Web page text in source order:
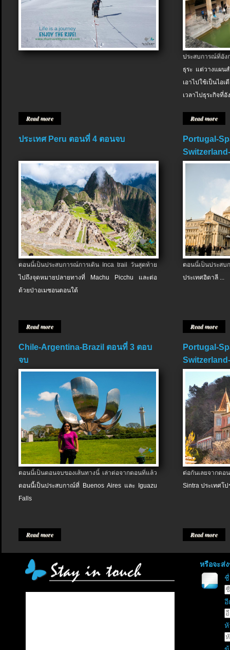
Read more
ประสบการณ์ที่อัง
ธุระ แต่วางแผน
เอาไปใช้เป็นไอ
เวลาไปธุระกิจที่อั
Read more
ประเทศ Peru ตอนที่ 4 ตอนจบ
ตอนนี้เป็นประสบการณ์การเดิน Inca trail วันสุดท้าย
ไปถึงจุดหมายปลายทางที่ Machu Picchu และต่อ
ด้วยป่าอเมซอนตอนใต้
Read more
Portugal-
ตอนนี้เป็นประส
ประเทศอิตาลี ...
Read more
Chile-Argentina-Brazil ตอนที่ 3 ตอบ
จบ
ตอนนี้เป็นตอนจบของเส้นทางนี้ เล่าต่อจากตอนที่แล้ว
ตอนนี้เป็นประสบกาณ์ที่ Buenos Aires และ Iguazu
Falls
Read more
Portugal-
ต่อกันเลยจากต
Sintra ประเทศโป
Read more
หรือจะส่
อี
หั